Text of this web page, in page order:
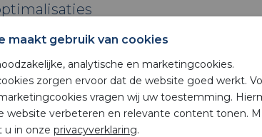
werken: Pieter Hazeleger,
maakt gebruik van cookies
analytische en marketingcookies.
zorgen ervoor dat de website goed werkt.
vragen wij uw toestemming.
website verbeteren en relevante content tonen.
u in onze privacyverklaring.